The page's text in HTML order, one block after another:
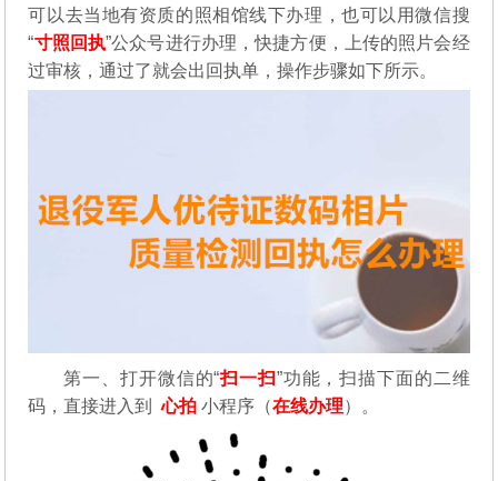
可以去当地有资质的照相馆线下办理，也可以用微信搜
“寸照回执”公众号进行办理，快捷方便，上传的照片会经
过审核，通过了就会出回执单，操作步骤如下所示。
第一、打开微信的“扫一扫”功能，扫描下面的二维
码，直接进入到心拍 小程序（在线办理）。